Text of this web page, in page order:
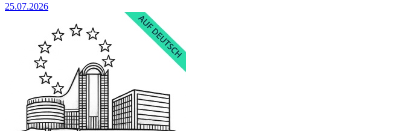
25.07.2026